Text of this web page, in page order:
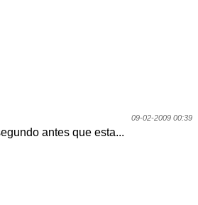
09-02-2009 00:39
antes que esta...